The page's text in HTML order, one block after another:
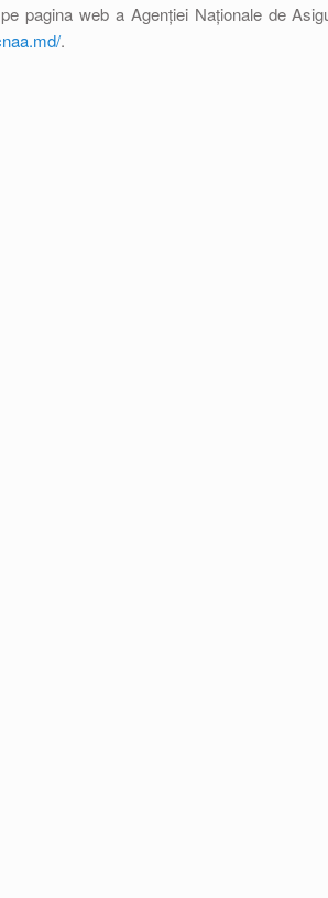
pagina web a Agenției Naționale de
.